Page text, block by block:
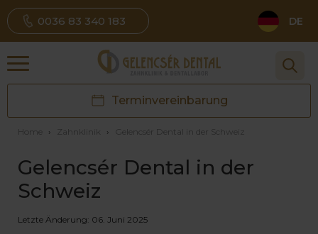
0036 83 340 183 DE
Terminvereinbarung
Home › Zahnklinik › Gelencsér Dental in der Schweiz
Gelencsér Dental in der
Schweiz
Letzte Änderung: 06. Juni 2025